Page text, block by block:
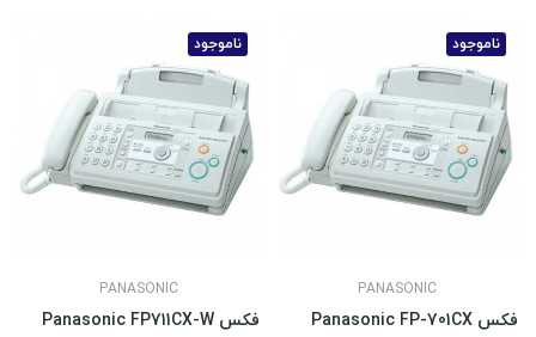
ناموجود
PANASONIC
فکس Panasonic FP-701CX
ناموجود
PANASONIC
فکس Panasonic FP711CX-W